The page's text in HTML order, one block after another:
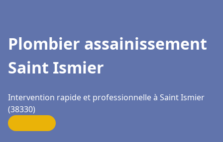
Plombier assainissement
Saint Ismier
Intervention rapide et professionnelle à Saint Ismier
(38330)